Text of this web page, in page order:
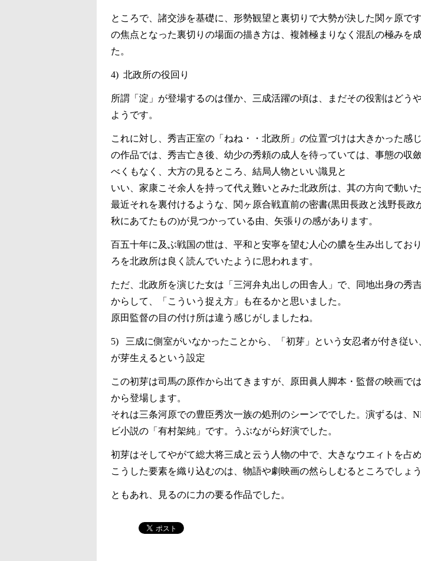
ところで、諸交渉を基礎に、形勢観望と裏切りで大勢が決した関ヶ原で
の焦点となった裏切りの場面の描き方は、複雑極まりなく混乱の極みを
た。
4) 北政所の役回り
所謂「淀」が登場するのは僅か、三成活躍の頃は、まだその役割はどう
ようです。
これに対し、秀吉正室の「ねね・・北政所」の位置づけは大きかった感
の作品では、秀吉亡き後、幼少の秀頼の成人を待っていては、事態の収
べくもなく、大方の見るところ、結局人物といい識見と
いい、家康こそ余人を持って代え難いとみた北政所は、其の方向で動いた
最近それを裏付けるような、関ヶ原合戦直前の密書(黒田長政と浅野長政
秋にあてたもの)が見つかっている由、矢張りの感があります。
百五十年に及ぶ戦国の世は、平和と安寧を望む人心の膿を生み出してお
ろを北政所は良く読んでいたように思われます。
ただ、北政所を演じた女は「三河弁丸出しの田舎人」で、同地出身の秀
からして、「こういう捉え方」も在るかと思いました。
原田監督の目の付け所は違う感じがしましたね。
5) 三成に側室がいなかったことから、「初芽」という女忍者が付き従い
が芽生えるという設定
この初芽は司馬の原作から出てきますが、原田眞人脚本・監督の映画で
から登場します。
それは三条河原での豊臣秀次一族の処刑のシーンででした。演ずるは、
ビ小説の「有村架純」です。うぶながら好演でした。
初芽はそしてやがて総大将三成と云う人物の中で、大きなウエィトを占め
こうした要素を織り込むのは、物語や劇映画の然らしむるところでしょう
ともあれ、見るのに力の要る作品でした。